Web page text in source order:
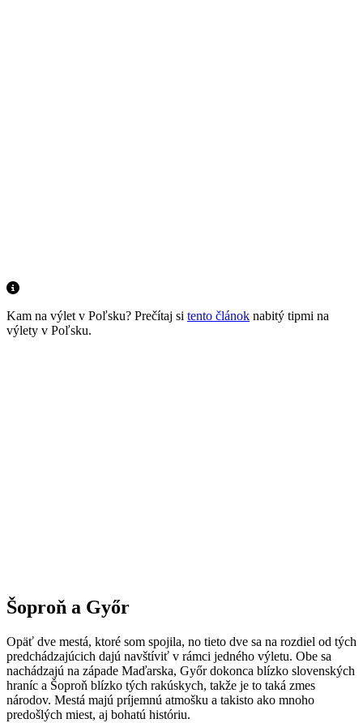
Kam na výlet v Poľsku? Prečítaj si tento článok nabitý tipmi na
výlety v Poľsku.
Šoproň a Győr
Opäť dve mestá, ktoré som spojila, no tieto dve sa na rozdiel od tých
predchádzajúcich dajú navštíviť v rámci jedného výletu. Obe sa
nachádzajú na západe Maďarska, Győr dokonca blízko slovenských
hraníc a Šoproň blízko tých rakúskych, takže je to taká zmes
národov. Mestá majú príjemnú atmošku a takisto ako mnoho
predošlých miest, aj bohatú históriu.